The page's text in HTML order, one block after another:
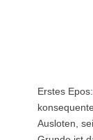
Erstes Epos:
Ausloten,